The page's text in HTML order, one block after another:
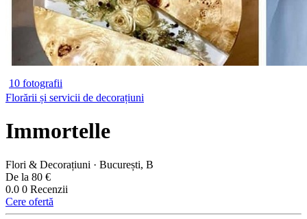
10 fotografii
Florării și servicii de decorațiuni
Immortelle
Flori & Decorațiuni · București, B
De la 80 €
0.0 0 Recenzii
Cere ofertă